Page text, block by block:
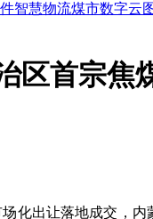
智慧物流煤市数字云
区首宗
出让落地成交，内